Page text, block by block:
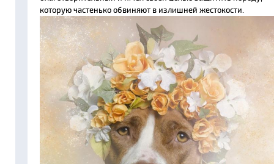
которую частенько обвиняют в излишней жестокости.